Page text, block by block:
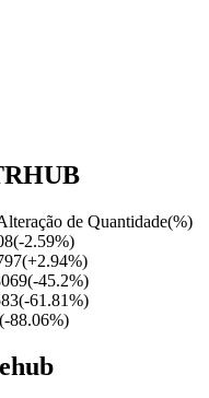
preciosos e commodities
de Quantidade(%)
(-2.59%)
(+2.94%)
(-45.2%)
(-61.81%)
(-88.06%)